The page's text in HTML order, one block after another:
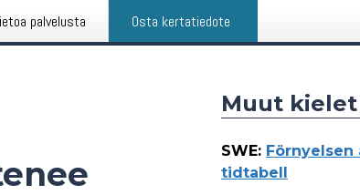
palvelusta Osta kertatiedote
Muut kielet
SWE:
tidtabell